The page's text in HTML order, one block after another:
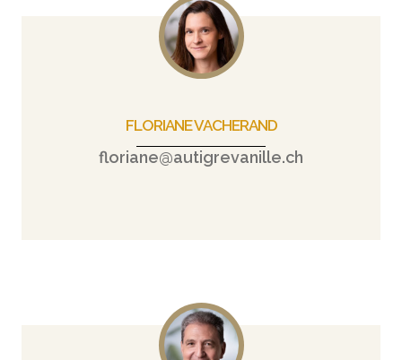
FLORIANE VACHERAND
floriane@autigrevanille.ch